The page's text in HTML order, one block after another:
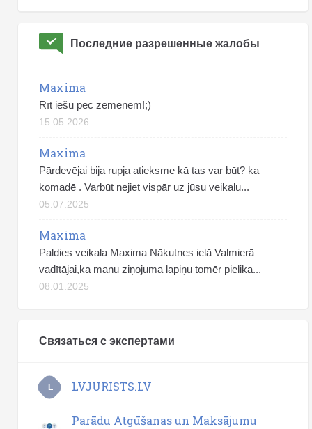
Последние разрешенные жалобы
Maxima
Rīt iešu pēc zemenēm!;)
15.05.2026
Maxima
Pārdevējai bija rupja atieksme kā tas var būt? ka
komadē . Varbūt nejiet vispār uz jūsu veikalu...
05.07.2025
Maxima
Paldies veikala Maxima Nākutnes ielā Valmierā
vadītājai,ka manu ziņojuma lapiņu tomēr pielika...
08.01.2025
Связаться с экспертами
L LVJURISTS.LV
Parādu Atgūšanas un Maksājumu